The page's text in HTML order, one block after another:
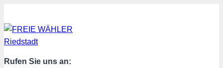
Inhalt
springen
Rufen Sie uns an: